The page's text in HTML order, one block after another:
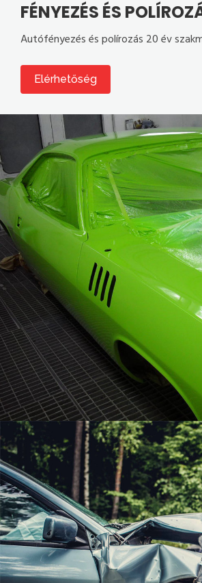
FÉNYEZÉS ÉS
Autófényezés és polírozás 20 év
Elérhetőség